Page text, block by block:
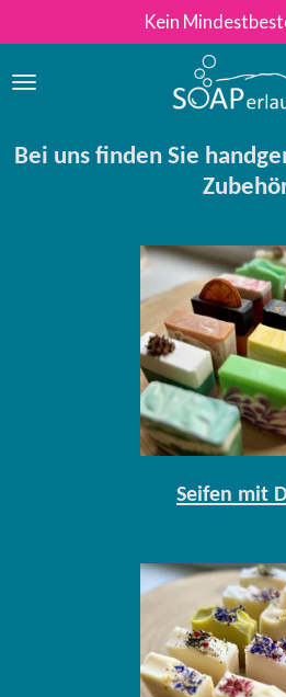
Hauptinhalt
springen
Kein
Bei uns finden Sie
Seifen mit